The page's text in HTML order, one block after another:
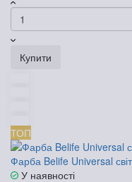
Купити
ТОП
Фарба Belife Universal
У наявності